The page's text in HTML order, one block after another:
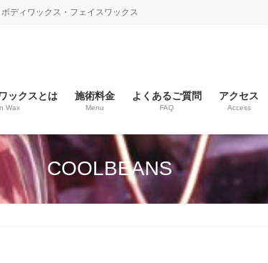
ディワックス・フェイスワックス
ックスとは
Wax
施術料金
Menu
よくあるご質問
FAQ
アクセス
Access
COOLBEANS